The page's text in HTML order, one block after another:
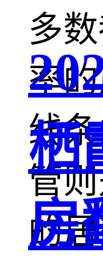
多
率
线
管
的
栖
房